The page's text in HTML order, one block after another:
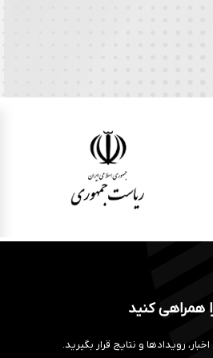
همراهی کنید
رویدادها و نتایج قرار بگیرید.